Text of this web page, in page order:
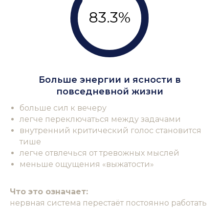
83.3%
Больше энергии и ясности в
повседневной жизни
больше сил к вечеру
легче переключаться между задачами
внутренний критический голос становится
тише
легче отвлечься от тревожных мыслей
меньше ощущения «выжатости»
Что это означает:
нервная система перестаёт постоянно работать